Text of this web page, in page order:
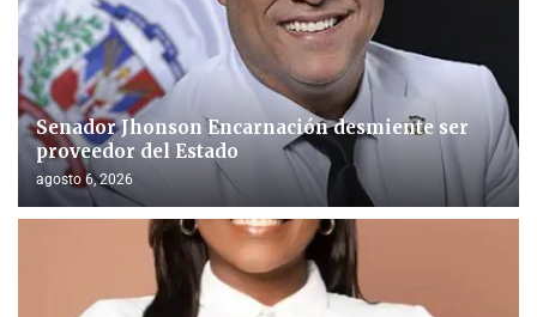
Senador Jhonson Encarnación desmiente ser
proveedor del Estado
agosto 6, 2026